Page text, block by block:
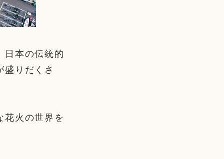
日本の伝統的
りだくさ
花火の世界を